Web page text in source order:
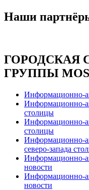
Наши
ГОРОДСКАЯ
ГРУППЫ
Информационно-
Информационно-
столицы
Информационно-
столицы
Информационно-
северо-запада
Информационно-
новости
Информационно-
новости